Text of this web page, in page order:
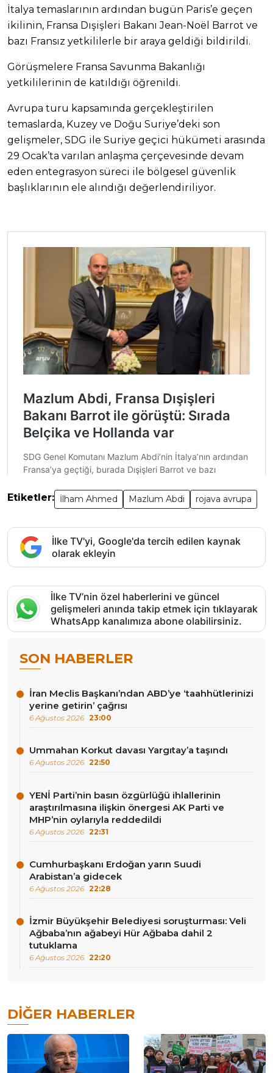
İtalya temaslarının ardından bugün Paris’e geçen
ikilinin, Fransa Dışişleri Bakanı Jean-Noël Barrot ve
bazı Fransız yetkililerle bir araya geldiği bildirildi.
Görüşmelere Fransa Savunma Bakanlığı
yetkililerinin de katıldığı öğrenildi.
Avrupa turu kapsamında gerçekleştirilen
temaslarda, Kuzey ve Doğu Suriye’deki son
gelişmeler, SDG ile Suriye geçici hükümeti arasında
29 Ocak’ta varılan anlaşma çerçevesinde devam
eden entegrasyon süreci ile bölgesel güvenlik
başlıklarının ele alındığı değerlendiriliyor.
Etiketler: İlham Ahmed Mazlum Abdi rojava avrupa
İlke TV'yi, Google'da tercih edilen kaynak
olarak ekleyin
İlke TV’nin özel haberlerini ve güncel
gelişmeleri anında takip etmek için tıklayarak
WhatsApp kanalımıza abone olabilirsiniz.
SON HABERLER
İran Meclis Başkanı’ndan ABD’ye ‘taahhütlerinizi
yerine getirin’ çağrısı
6 Ağustos 2026 23:00
Ummahan Korkut davası Yargıtay’a taşındı
6 Ağustos 2026 22:50
YENİ Parti’nin basın özgürlüğü ihlallerinin
araştırılmasına ilişkin önergesi AK Parti ve
MHP’nin oylarıyla reddedildi
6 Ağustos 2026 22:31
Cumhurbaşkanı Erdoğan yarın Suudi
Arabistan’a gidecek
6 Ağustos 2026 22:28
İzmir Büyükşehir Belediyesi soruşturması: Veli
Ağbaba’nın ağabeyi Hür Ağbaba dahil 2
tutuklama
6 Ağustos 2026 22:20
DIĞER HABERLER